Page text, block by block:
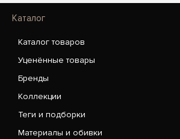
Каталог
Каталог товаров
Уценённые товары
Бренды
Коллекции
Теги и подборки
Материалы и обивки